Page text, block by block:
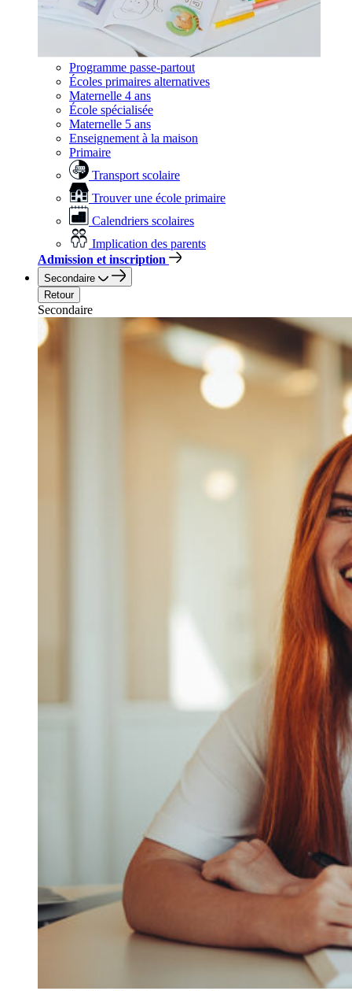
Programme passe-partout
Écoles primaires alternatives
Maternelle 4 ans
École spécialisée
Maternelle 5 ans
Enseignement à la maison
Primaire
Transport scolaire
Trouver une école primaire
Calendriers scolaires
Implication des parents
Admission et inscription
Secondaire
Retour
Secondaire